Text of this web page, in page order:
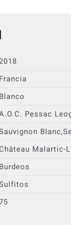
Francia
Blanco
Pessac
Château Malartic-
Burdeos